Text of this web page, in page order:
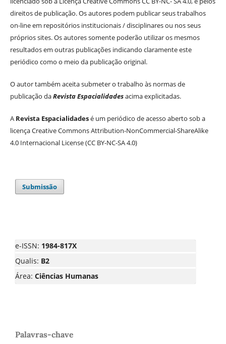
direitos de publicação. Os autores podem publicar seus trabalhos
on-line em repositórios institucionais / disciplinares ou nos seus
próprios sites. Os autores somente poderão utilizar os mesmos
resultados em outras publicações indicando claramente este
periódico como o meio da publicação original.
O autor também aceita submeter o trabalho às normas de
publicação daRevista Espacialidadesacima explicitadas.
A Revista Espacialidadesé um periódico de acesso aberto sob a
licença Creative Commons Attribution-NonCommercial-ShareAlike
4.0 Internacional License (CC BY-NC-SA 4.0)
Submissão
e-ISSN: 1984-817X
Qualis: B2
Área: Ciências Humanas
Palavras-chave